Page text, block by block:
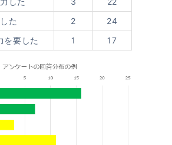
た
2
24
を要した
1 17